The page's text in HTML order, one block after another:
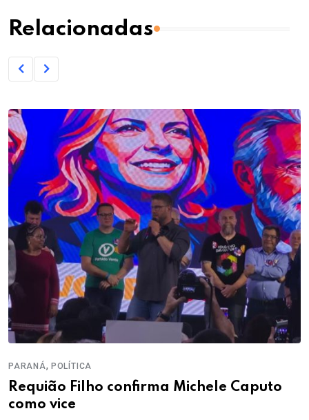
Relacionadas
PARANÁ, POLÍTICA
Requião Filho confirma Michele Caputo
como vice